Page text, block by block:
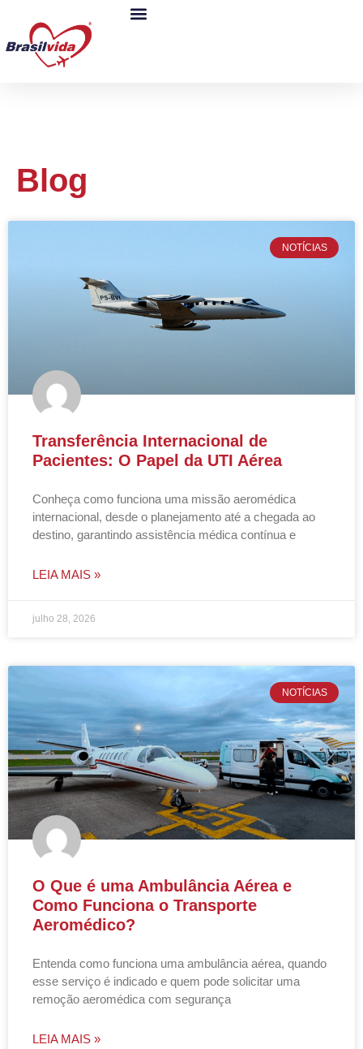
Blog
NOTÍCIAS
Transferência Internacional de
Pacientes: O Papel da UTI Aérea
Conheça como funciona uma missão aeromédica
internacional, desde o planejamento até a chegada ao
destino, garantindo assistência médica contínua e
LEIA MAIS »
julho 28, 2026
NOTÍCIAS
O Que é uma Ambulância Aérea e
Como Funciona o Transporte
Aeromédico?
Entenda como funciona uma ambulância aérea, quando
esse serviço é indicado e quem pode solicitar uma
remoção aeromédica com segurança
LEIA MAIS »